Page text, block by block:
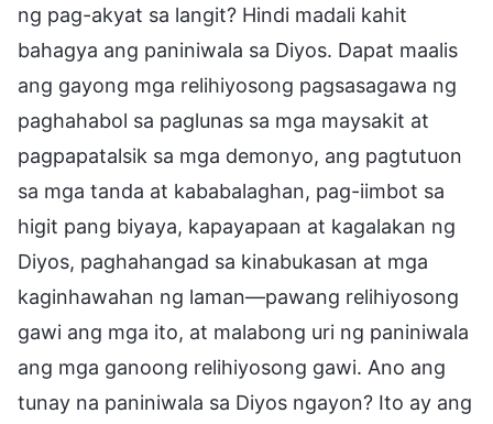
ng pag-akyat sa langit? Hindi madali kahit
bahagya ang paniniwala sa Diyos. Dapat maalis
ang gayong mga relihiyosong pagsasagawa ng
paghahabol sa paglunas sa mga maysakit at
pagpapatalsik sa mga demonyo, ang pagtutuon
sa mga tanda at kababalaghan, pag-iimbot sa
higit pang biyaya, kapayapaan at kagalakan ng
Diyos, paghahangad sa kinabukasan at mga
kaginhawahan ng laman—pawang relihiyosong
gawi ang mga ito, at malabong uri ng paniniwala
ang mga ganoong relihiyosong gawi. Ano ang
tunay na paniniwala sa Diyos ngayon? Ito ay ang